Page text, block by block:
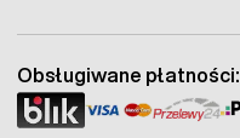
Obsługiwane płatności: